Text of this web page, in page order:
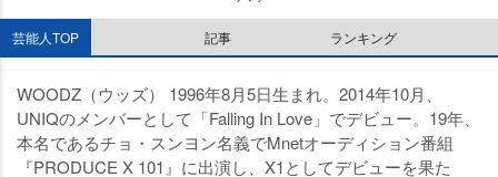
芸能人TOP 記事 ランキング
WOODZ（ウッズ） 1996年8月5日生まれ。2014年10月、
UNIQのメンバーとして「Falling In Love」でデビュー。19年、
本名であるチョ・スンヨン名義でMnetオーディション番組
『PRODUCE X 101』に出演し、X1としてデビューを果た